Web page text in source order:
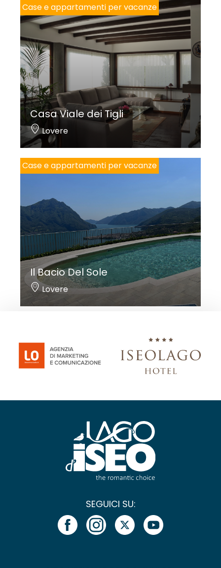
Case e appartamenti per vacanze
Casa Viale dei Tigli
Lovere
Case e appartamenti per vacanze
Il Bacio Del Sole
Lovere
SEGUICI SU: